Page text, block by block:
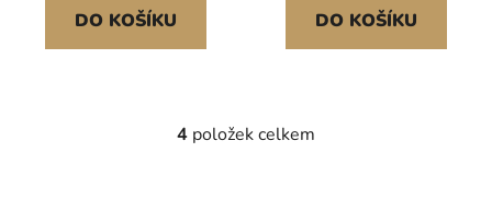
DO KOŠÍKU DO KOŠÍKU
O
4 položek celkem